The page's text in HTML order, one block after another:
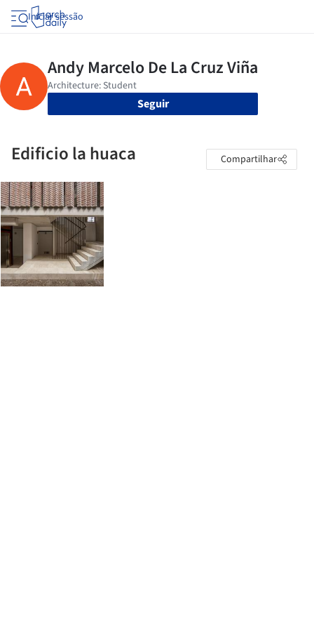
Iniciar sessão
Seguir
Edificio la huaca Compartilhar